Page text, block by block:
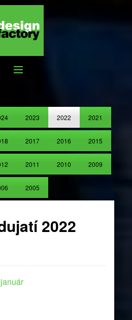
2023 2022 2021
2017 2016 2015
2011 2010 2009
2005
2022
január